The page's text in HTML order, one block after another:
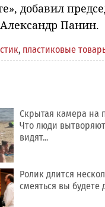
добавил
Панин.
, пластиковые
Скрытая камера на
Что люди
видят...
Ролик длится
смеяться вы будете